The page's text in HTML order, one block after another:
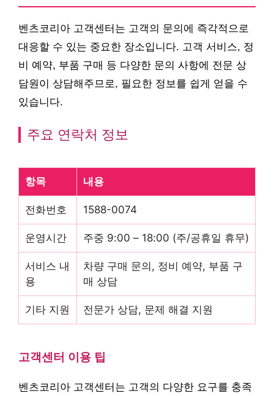
벤츠코리아 고객센터는 고객의 문의에 즉각적으로
대응할 수 있는 중요한 장소입니다. 고객 서비스, 정
비 예약, 부품 구매 등 다양한 문의 사항에 전문 상
담원이 상담해주므로, 필요한 정보를 쉽게 얻을 수
있습니다.
주요 연락처 정보
항목 내용
전화번호 1588-0074
운영시간 주중 9:00 – 18:00 (주/공휴일 휴무)
서비스 내
용
차량 구매 문의, 정비 예약, 부품 구
매 상담
기타 지원 전문가 상담, 문제 해결 지원
고객센터 이용 팁
벤츠코리아 고객센터는 고객의 다양한 요구를 충족